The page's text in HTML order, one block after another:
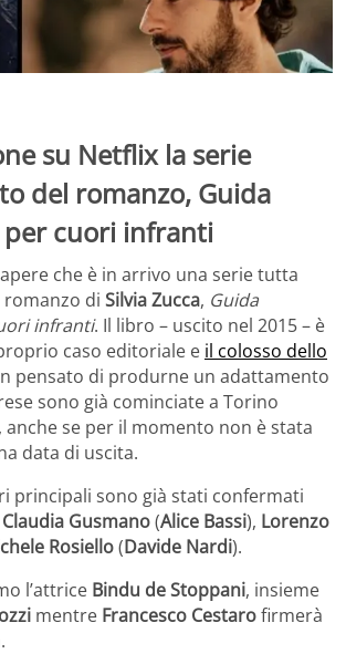
su Netflix la serie
del romanzo, Guida
per cuori infranti
che è in arrivo una serie tutta
romanzo di Silvia Zucca, Guida
infranti. Il libro – uscito nel 2015 – è
caso editoriale e il colosso dello
pensato di produrne un adattamento
sono già cominciate a Torino
se per il momento non è stata
data di uscita.
principali sono già stati confermati
Claudia Gusmano(Alice Bassi), Lorenzo
Rosiello(Davide Nardi).
l’attrice Bindu de Stoppani, insieme
mentre Francesco Cestarofirmerà